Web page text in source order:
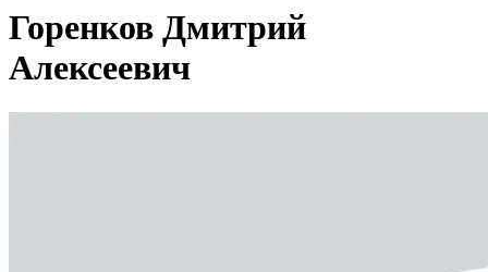
Горенков Дмитрий
Алексеевич